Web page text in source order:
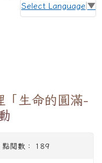
Select Language ▼
「生命的圓滿-
閱數： 189